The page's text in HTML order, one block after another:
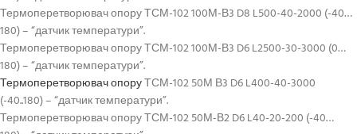
Термоперетворювач опору ТСМ-102 100М-В3 D8 L500-40-2000 (-40…
180) – “датчик температури”.
Термоперетворювач опору ТСМ-102 100М-В3 D6 L2500-30-3000 (0…
180) – “датчик температури”.
Термоперетворювач опоруТСМ-102 50М В3 D6 L400-40-3000
(-40..180) – “датчик температури”.
Термоперетворювач опору ТСМ-102 50М-В2 D6 L40-20-200 (-40…